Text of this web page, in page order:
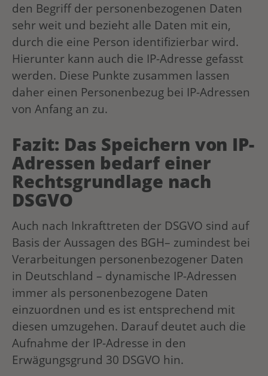
den Begriff der personenbezogenen Daten
sehr weit und bezieht alle Daten mit ein,
durch die eine Person identifizierbar wird.
Hierunter kann auch die IP-Adresse gefasst
werden. Diese Punkte zusammen lassen
daher einen Personenbezug bei IP-Adressen
von Anfang an zu.
Fazit: Das Speichern von IP-
Adressen bedarf einer
Rechtsgrundlage nach
DSGVO
Auch nach Inkrafttreten der DSGVO sind auf
Basis der Aussagen des BGH– zumindest bei
Verarbeitungen personenbezogener Daten
in Deutschland – dynamische IP-Adressen
immer als personenbezogene Daten
einzuordnen und es ist entsprechend mit
diesen umzugehen. Darauf deutet auch die
Aufnahme der IP-Adresse in den
Erwägungsgrund 30 DSGVO hin.